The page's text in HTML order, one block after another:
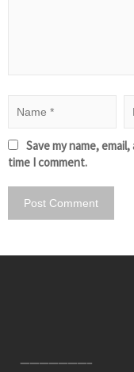
Save my name,
time I comment.
———————–